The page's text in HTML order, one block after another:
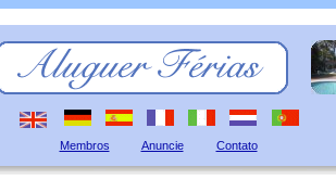
Membros Anuncie Contato